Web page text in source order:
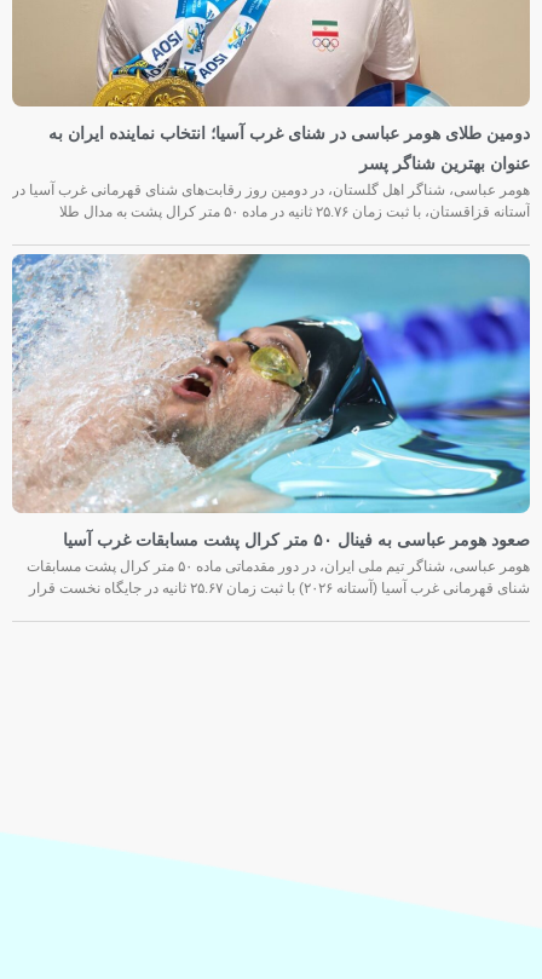
دومین طلای هومر عباسی در شنای غرب آسیا؛ انتخاب نماینده ایران به
عنوان بهترین شناگر پسر
هومر عباسی، شناگر اهل گلستان، در دومین روز رقابت‌های شنای قهرمانی غرب آسیا در
آستانه قزاقستان، با ثبت زمان ۲۵.۷۶ ثانیه در ماده ۵۰ متر کرال پشت به مدال طلا
صعود هومر عباسی به فینال ۵۰ متر کرال پشت مسابقات غرب آسیا
هومر عباسی، شناگر تیم ملی ایران، در دور مقدماتی ماده ۵۰ متر کرال پشت مسابقات
شنای قهرمانی غرب آسیا (آستانه ۲۰۲۶) با ثبت زمان ۲۵.۶۷ ثانیه در جایگاه نخست قرار